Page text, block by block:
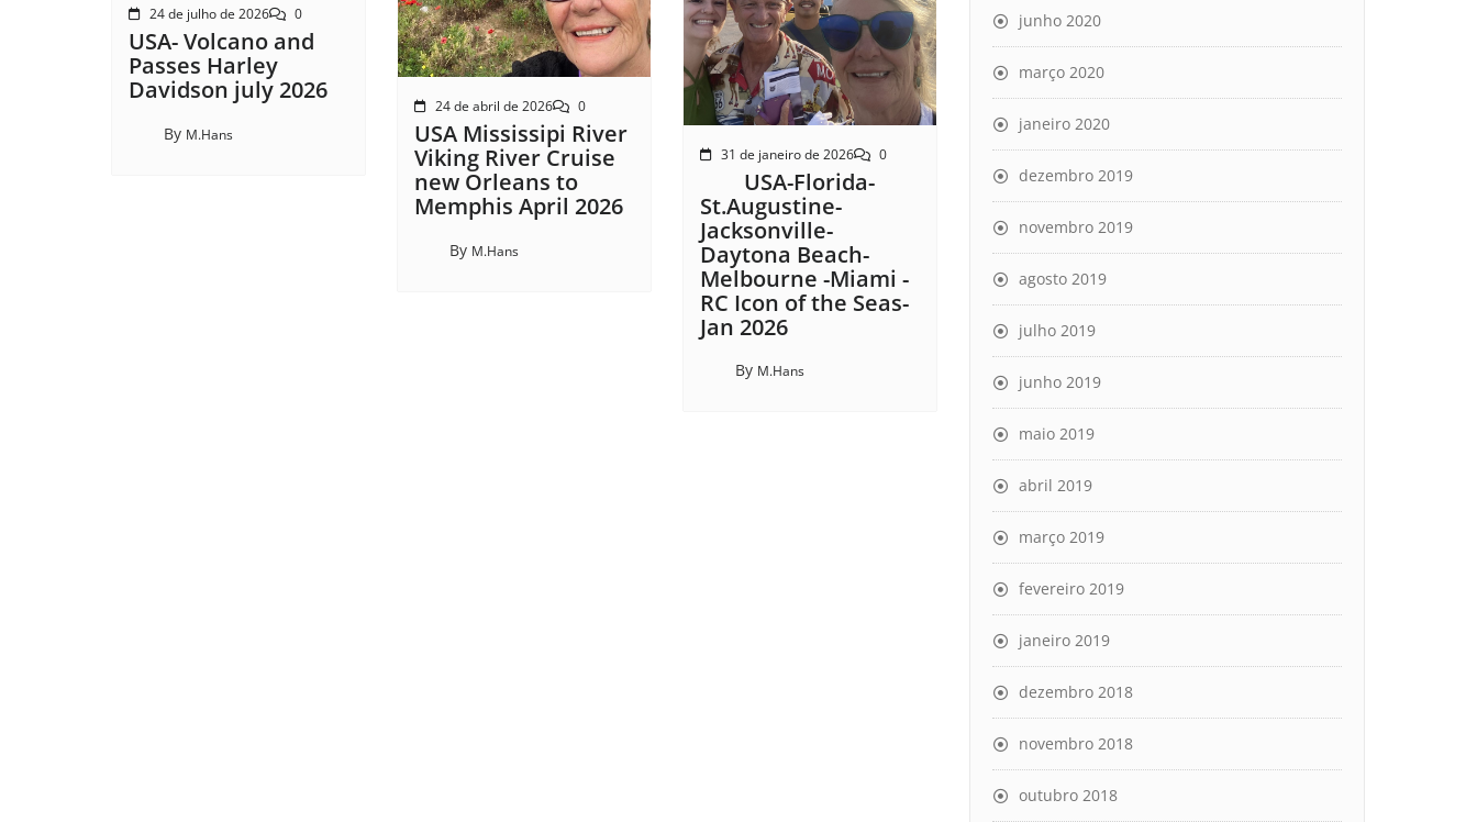
24 de julho de 2026 0
USA- Volcano and
Passes Harley
Davidson july 2026
By M.Hans
24 de abril de 2026 0
USA Mississipi River
Viking River Cruise
new Orleans to
Memphis April 2026
By M.Hans
31 de janeiro de 2026 0
USA-Florida-
St.Augustine-
Jacksonville-
Daytona Beach-
Melbourne -Miami -
RC Icon of the Seas-
Jan 2026
By M.Hans
junho 2020
março 2020
janeiro 2020
dezembro 2019
novembro 2019
agosto 2019
julho 2019
junho 2019
maio 2019
abril 2019
março 2019
fevereiro 2019
janeiro 2019
dezembro 2018
novembro 2018
outubro 2018